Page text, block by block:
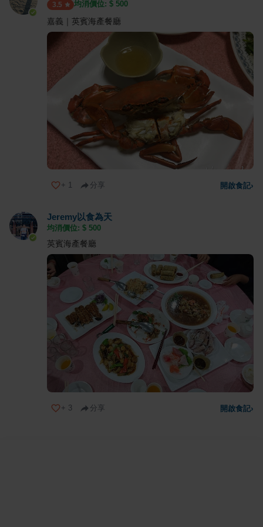
3.5 均消價位: $ 500
嘉義｜英賓海產餐廳
+ 1 分享 開啟食記›
Jeremy以食為天
均消價位: $ 500
英賓海產餐廳
+ 3 分享 開啟食記›